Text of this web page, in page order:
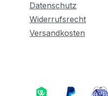
Datenschutz
Widerrufsrecht
Versandkosten